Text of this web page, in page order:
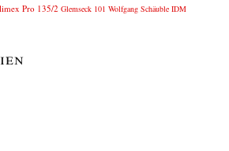
Pro 135/2 Glemseck 101 Wolfgang Schäuble IDM